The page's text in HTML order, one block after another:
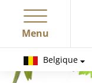
Menu
Belgique